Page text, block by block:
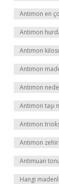
Antimon en
Antimon
Antimon
Antimon
Antimon
Antimon taşı
Antimon
Antimon
Antimuan
Hangi